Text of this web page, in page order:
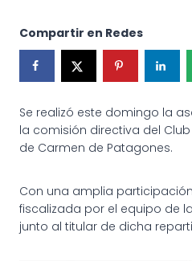
Compartir en Redes
Se realizó este domingo la
la comisión directiva del Club
de Carmen de Patagones.
Con una amplia
fiscalizada por el equipo de
junto al titular de dicha